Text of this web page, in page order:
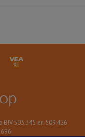
503.345 en 509.426